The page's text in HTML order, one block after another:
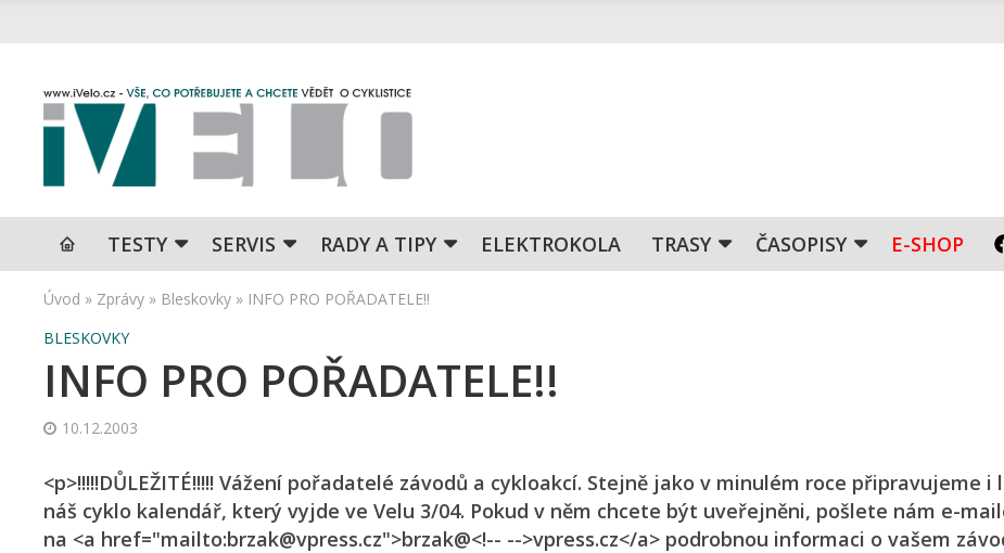
TESTY SERVIS RADY A TIPY ELEKTROKOLA TRASY ČASOPISY E-SHOP
Úvod » Zprávy » Bleskovky » INFO PRO POŘADATELE!!
BLESKOVKY
INFO PRO POŘADATELE!!
10.12.2003
<p>!!!!!DŮLEŽITÉ!!!!! Vážení pořadatelé závodů a cykloakcí. Stejně jako v minulém roce připravujeme i
náš cyklo kalendář, který vyjde ve Velu 3/04. Pokud v něm chcete být uveřejněni, pošlete nám e-
na <a href="mailto:brzak@vpress.cz">brzak@<!-- -->vpress.cz</a> podrobnou informaci o vašem